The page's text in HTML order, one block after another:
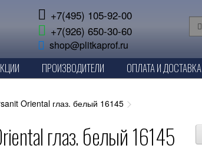
+7(495) 105-92-00
+7(926) 650-30-60
shop@plitkaprof.ru
ПРОИЗВОДИТЕЛИ ОПЛАТА И ДОСТАВКА
Oriental глаз. белый 16145
глаз. белый 16145